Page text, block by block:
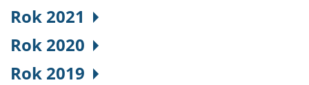
Rok 2021
Rok 2020
Rok 2019